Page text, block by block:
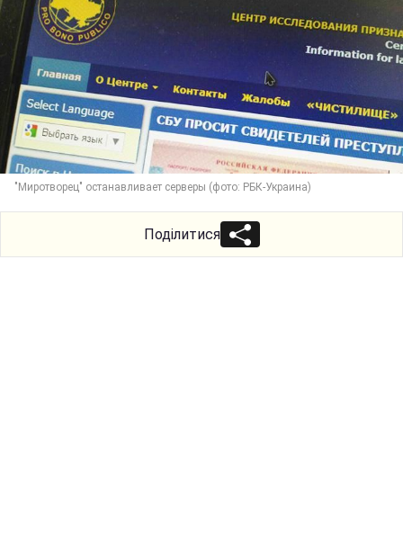
"Миротворец" останавливает серверы (фото: РБК-Украина)
Поділитися